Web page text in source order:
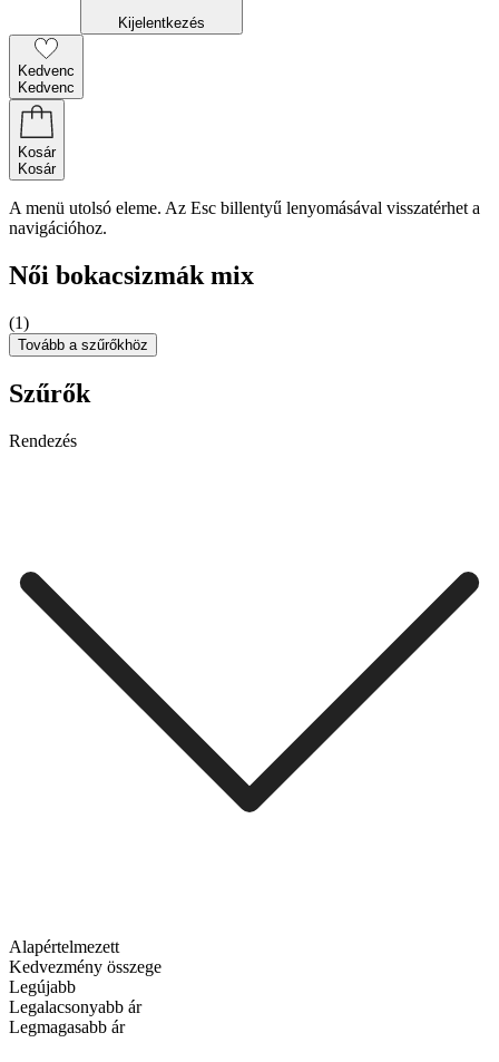
Kijelentkezés
Kedvenc
Kedvenc
Kosár
Kosár
A menü utolsó eleme. Az Esc billentyű lenyomásával visszatérhet a
navigációhoz.
Női bokacsizmák mix
(1)
Tovább a szűrőkhöz
Szűrők
Rendezés
Alapértelmezett
Kedvezmény összege
Legújabb
Legalacsonyabb ár
Legmagasabb ár